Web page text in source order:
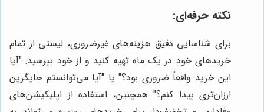
نکته حرفه‌ای:
برای شناسایی دقیق هزینه‌های غیرضروری، لیستی از تمام
خریدهای خود در یک ماه تهیه کنید و از خود بپرسید: "آیا
این خرید واقعاً ضروری بود؟" یا "آیا می‌توانستم جایگزین
ارزان‌تری پیدا کنم؟" همچنین، استفاده از اپلیکیشن‌های